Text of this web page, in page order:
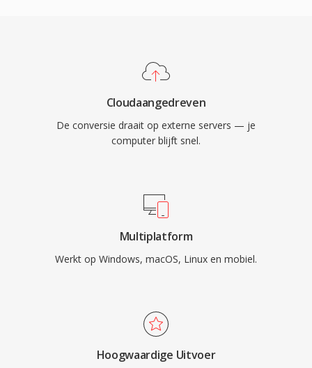
Cloudaangedreven
De conversie draait op externe servers — je
computer blijft snel.
Multiplatform
Werkt op Windows, macOS, Linux en mobiel.
Hoogwaardige Uitvoer